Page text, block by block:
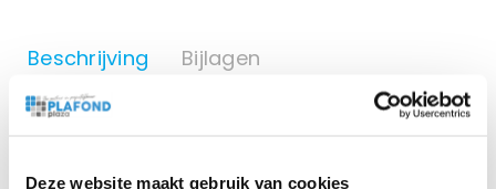
Deze website maakt gebruik van cookies
Beschrijving Bijlagen
Met een inbouwhoogte van 26mm is dit een zeer
inbouwspot Slim-fit is IP-44 beschermd, dit houdt in dat